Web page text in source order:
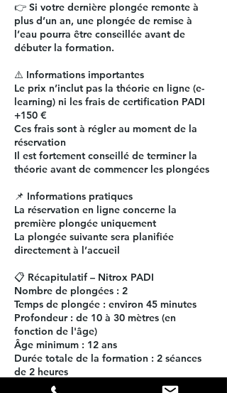
👉 Si votre dernière plongée remonte à
plus d’un an, une plongée de remise à
l’eau pourra être conseillée avant de
débuter la formation.
⚠️ Informations importantes
Le prix n’inclut pas la théorie en ligne (e-
learning) ni les frais de certification PADI
+150 €
Ces frais sont à régler au moment de la
réservation
Il est fortement conseillé de terminer la
théorie avant de commencer les plongées
📌 Informations pratiques
La réservation en ligne concerne la
première plongée uniquement
La plongée suivante sera planifiée
directement à l’accueil
📋 Récapitulatif – Nitrox PADI
Nombre de plongées : 2
Temps de plongée : environ 45 minutes
Profondeur : de 10 à 30 mètres (en
fonction de l'âge)
Âge minimum : 12 ans
Durée totale de la formation : 2 séances
de 2 heures
Encadrement : 4 plongeurs maximum